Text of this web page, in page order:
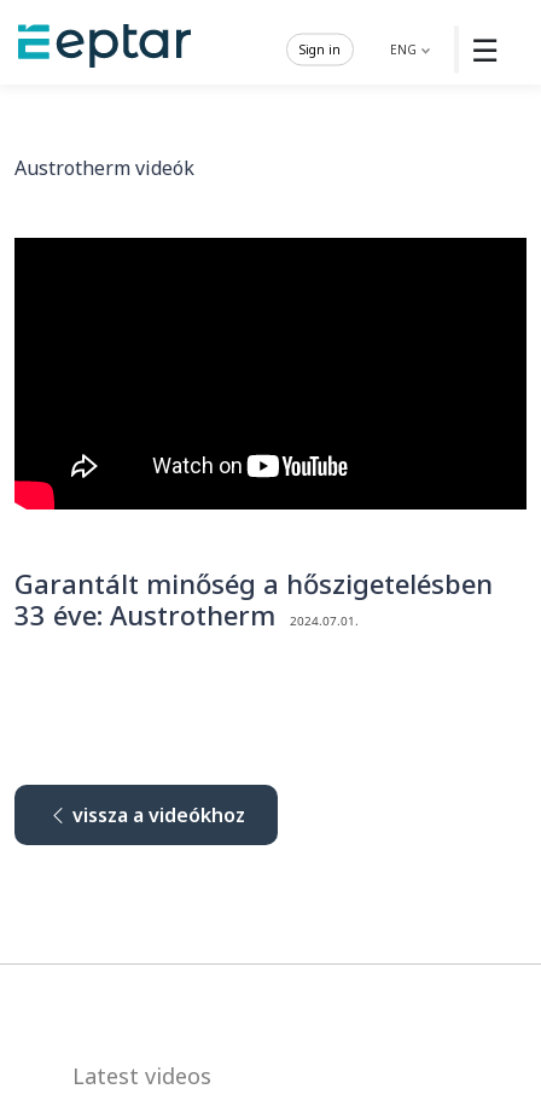
☰
ENG
Sign in
Austrotherm videók
Garantált minőség a hőszigetelésben
33 éve: Austrotherm
2024.07.01.
vissza a videókhoz
Latest videos